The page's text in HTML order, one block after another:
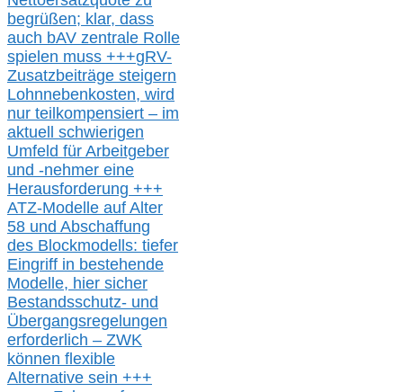
begrüßen; klar, dass
auch bAV zentrale Rolle
spielen muss +++gRV-
Zusatzbeiträge steigern
Lohnnebenkosten, wird
nur teilkompensiert – im
aktuell schwierigen
Umfeld für Arbeitgeber
und -nehmer eine
Herausforderung +++
ATZ-Modelle auf Alter
58 und Abschaffung
des Blockmodells: tiefer
Eingriff in bestehende
Modelle, hier sicher
Bestandsschutz- und
Übergangsregelungen
erforderlich – ZWK
können flexible
Alternative sein +++